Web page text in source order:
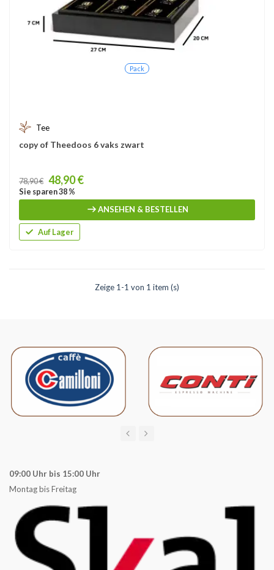
Pack
Tee
copy of Theedoos 6 vaks zwart
Price
78,90 € 48,90 €
Sie sparen 38 %
ANSEHEN & BESTELLEN
Auf Lager
Zeige 1-1 von 1 item (s)
09:00 Uhr bis 15:00 Uhr
Montag bis Freitag